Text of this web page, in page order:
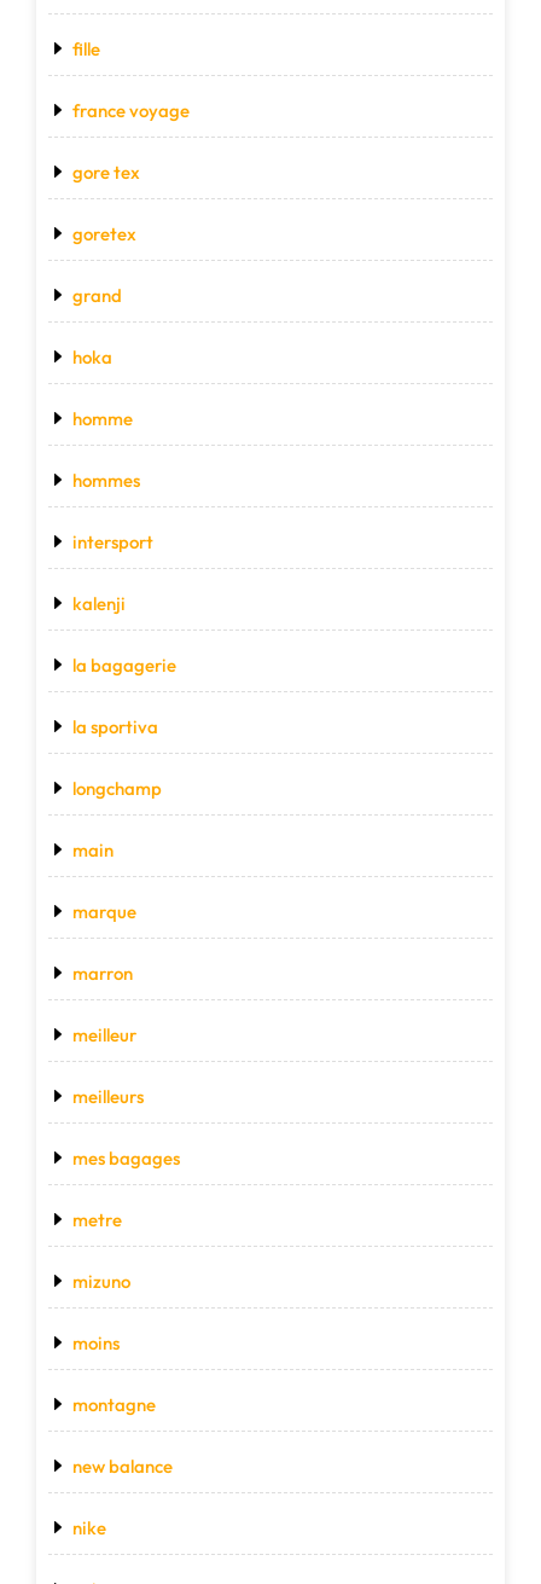
fille
france voyage
gore tex
goretex
grand
hoka
homme
hommes
intersport
kalenji
la bagagerie
la sportiva
longchamp
main
marque
marron
meilleur
meilleurs
mes bagages
metre
mizuno
moins
montagne
new balance
nike